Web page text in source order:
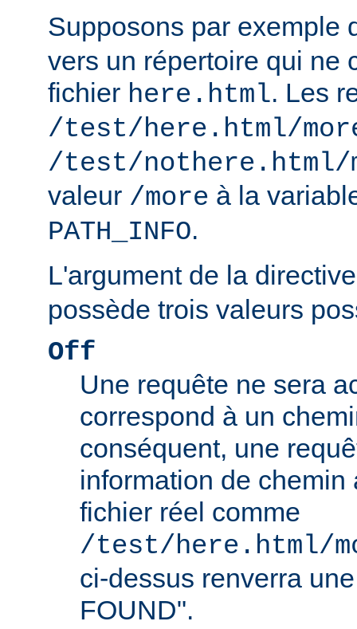
Supposons par exemple
vers un répertoire qui ne
fichier here.html. Les
/test/here.html/
/test/nothere.html/
valeur /more à la
PATH_INFO.
L'argument de la
possède trois valeurs
Off
Une requête ne sera
correspond à un
conséquent, une
information de chemin
fichier réel comme
/test/here.html/
ci-dessus renverra
FOUND".